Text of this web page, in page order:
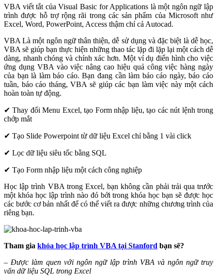
VBA viết tắt của Visual Basic for Applications là một ngôn ngữ lập
trình được hỗ trợ rộng rãi trong các sản phẩm của Microsoft như
Excel, Word, PowerPoint, Access thậm chí cả Autocad.
VBA Là một ngôn ngữ thân thiện, dễ sử dụng và đặc biệt là dễ học,
VBA sẽ giúp bạn thực hiện những thao tác lặp đi lặp lại một cách dễ
dàng, nhanh chóng và chính xác hơn. Một ví dụ điển hình cho việc
ứng dụng VBA vào việc nâng cao hiệu quả công việc hàng ngày
của bạn là làm báo cáo. Bạn đang cần làm báo cáo ngày, báo cáo
tuần, báo cáo tháng, VBA sẽ giúp các bạn làm việc này một cách
hoàn toàn tự động.
✔ Thay đổi Menu Excel, tạo Form nhập liệu, tạo các nút lệnh trong
chớp mắt
✔ Tạo Slide Powerpoint từ dữ liệu Excel chỉ bằng 1 vài click
✔ Lọc dữ liệu siêu tốc bằng SQL
✔ Tạo Form nhập liệu một cách công nghiệp
Học lập trình VBA trong Excel, bạn không cần phải trải qua trước
một khóa học lập trình nào đó bởi trong khóa học bạn sẽ được học
các bước cơ bản nhất để có thể viết ra được những chương trình của
riêng bạn.
Tham gia khóa học lập trình VBA tại Stanford bạn sẽ?
– Được làm quen với ngôn ngữ lập trình VBA và ngôn ngữ truy
vấn dữ liệu SQL trong Excel